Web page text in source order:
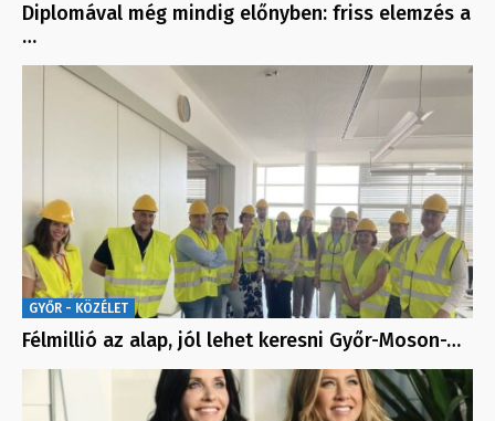
Diplomával még mindig előnyben: friss elemzés a
…
GYŐR - KÖZÉLET
Félmillió az alap, jól lehet keresni Győr-Moson-…